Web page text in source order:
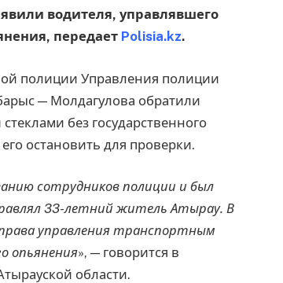
водителя, управлявшего
передает Polisia.kz.
полиции Управления полиции
— Молдагулова обратили
без государственного
остановить для проверки.
сотрудников полиции и был
33-летний житель Атырау. В
управления транспортным
опьянения», — говорится в
области.